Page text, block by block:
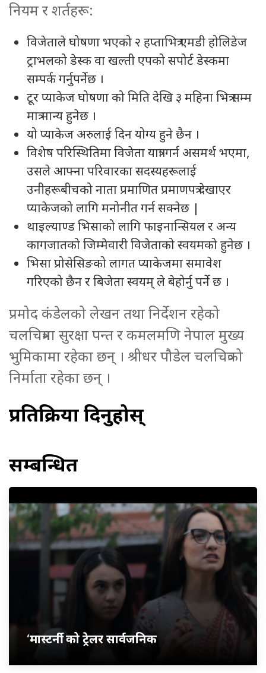
नियम र शर्तहरू:
विजेताले घोषणा भएको २ हप्ताभित्र एमडी होलिडेज
ट्राभलको डेस्क वा खल्ती एपको सपोर्ट डेस्कमा
सम्पर्क गर्नुपर्नेछ ।
टूर प्याकेज घोषणा को मिति देखि ३ महिना भित्र सम्म
मात्र मान्य हुनेछ ।
यो प्याकेज अरुलाई दिन योग्य हुने छैन ।
विशेष परिस्थितिमा विजेता यात्रा गर्न असमर्थ भएमा,
उसले आफ्ना परिवारका सदस्यहरूलाई
उनीहरूबीचको नाता प्रमाणित प्रमाणपत्र देखाएर
प्याकेजको लागि मनोनीत गर्न सक्नेछ |
थाइल्याण्ड भिसाको लागि फाइनान्सियल र अन्य
कागजातको जिम्मेवारी विजेताको स्वयमको हुनेछ ।
भिसा प्रोसेसिङको लागत प्याकेजमा समावेश
गरिएको छैन र बिजेता स्वयम् ले बेहोर्नु पर्ने छ ।
प्रमोद कंडेलको लेखन तथा निर्देशन रहेको
चलचित्रमा सुरक्षा पन्त र कमलमणि नेपाल मुख्य
भुमिकामा रहेका छन् । श्रीधर पौडेल चलचित्रको
निर्माता रहेका छन् ।
प्रतिक्रिया दिनुहोस्
सम्बन्धित
‘मास्टर्नी’ को ट्रेलर सार्वजनिक